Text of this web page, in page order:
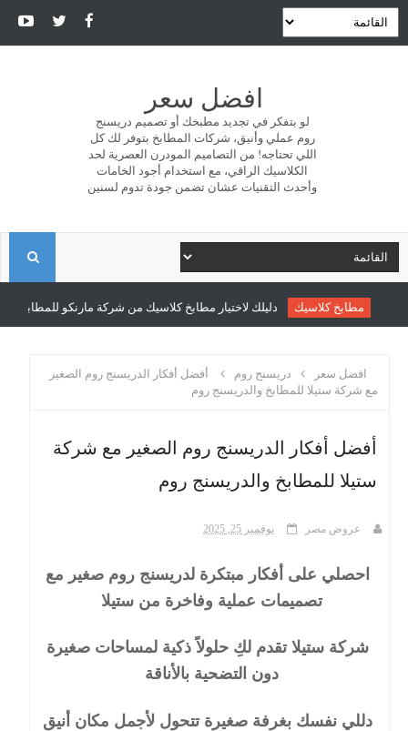
افضل سعر
لو بتفكر في تجديد مطبخك أو تصميم دريسنج
روم عملي وأنيق، شركات المطابخ بتوفر لك كل
اللي تحتاجه! من التصاميم المودرن العصرية لحد
الكلاسيك الراقي، مع استخدام أجود الخامات
وأحدث التقنيات عشان تضمن جودة تدوم لسنين
ا
مطابخ كلاسيك دليلك لاختيار مطابخ كلاسيك من شركة مارنكو للمطابخ
افضل سعر دريسنج روم
أفضل أفكار الدريسنج روم الصغير
مع شركة ستيلا للمطابخ والدريسنج روم
أفضل أفكار الدريسنج روم الصغير مع شركة
ستيلا للمطابخ والدريسنج روم
عروض مصر نوفمبر 25, 2025
احصلي على أفكار مبتكرة لدريسنج روم صغير مع
تصميمات عملية وفاخرة من ستيلا
شركة ستيلا تقدم لكِ حلولاً ذكية لمساحات صغيرة
دون التضحية بالأناقة
دللي نفسك بغرفة صغيرة تتحول لأجمل مكان أنيق